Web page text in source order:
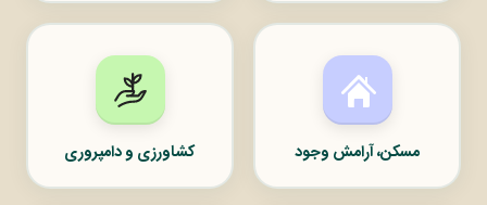
مسکن، آرامش وجود کشاورزی و دامپروری